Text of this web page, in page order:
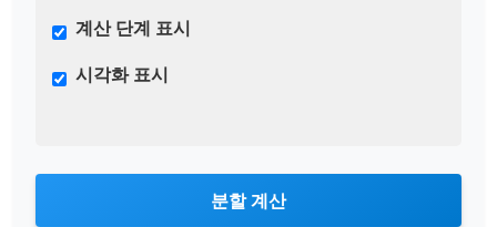
계산 단계 표시
시각화 표시
분할 계산